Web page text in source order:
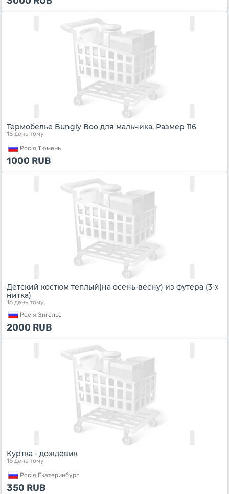
Термобелье Bungly Boo для мальчика. Размер 116
16 день тому
Росiя,Тюмень
1000 RUB
Детский костюм теплый(на осень-весну) из футера (3-х
нитка)
16 день тому
Росiя,Энгельс
2000 RUB
Куртка - дождевик
16 день тому
Росiя,Екатеринбург
350 RUB